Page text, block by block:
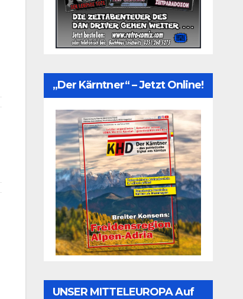
„Der Kärntner“ – Jetzt Online!
UNSER MITTELEUROPA Auf